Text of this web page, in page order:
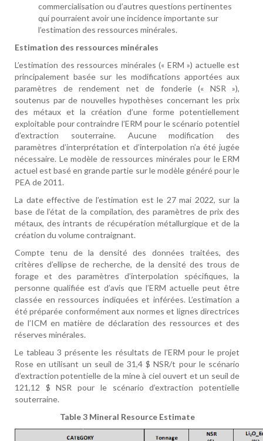
commercialisation ou d’autres questions pertinentes
qui pourraient avoir une incidence importante sur
l’estimation des ressources minérales.
Estimation des ressources minérales
L’estimation des ressources minérales (« ERM ») actuelle est
principalement basée sur les modifications apportées aux
paramètres de rendement net de fonderie (« NSR »),
soutenus par de nouvelles hypothèses concernant les prix
des métaux et la création d’une forme potentiellement
exploitable pour contraindre l’ERM pour le scénario potentiel
d’extraction souterraine. Aucune modification des
paramètres d’interprétation et d’interpolation n’a été jugée
nécessaire. Le modèle de ressources minérales pour le ERM
actuel est basé en grande partie sur le modèle généré pour le
PEA de 2011.
La date effective de l’estimation est le 27 mai 2022, sur la
base de l’état de la compilation, des paramètres de prix des
métaux, des intrants de récupération métallurgique et de la
création du volume contraignant.
Compte tenu de la densité des données traitées, des
critères d’ellipse de recherche, de la densité des trous de
forage et des paramètres d’interpolation spécifiques, la
personne qualifiée est d’avis que l’ERM actuelle peut être
classée en ressources indiquées et inférées. L’estimation a
été préparée conformément aux normes et lignes directrices
de l’ICM en matière de déclaration des ressources et des
réserves minérales.
Le tableau 3 présente les résultats de l’ERM pour le projet
Rose en utilisant un seuil de 31,4 $ NSR/t pour le scénario
d’extraction potentielle de la mine à ciel ouvert et un seuil de
121,12 $ NSR pour le scénario d’extraction potentielle
souterraine.
Table 3 Mineral Resource Estimate